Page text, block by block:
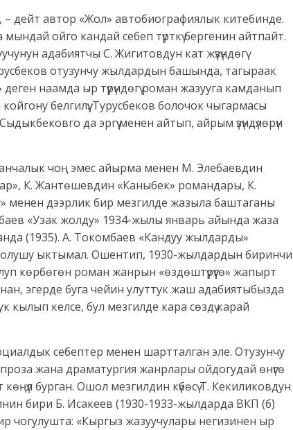
– дейт автор «Жол» автобиографиялык китебинде.
ойго кандай себеп түрткү бергенин айтпайт.
адабиятчы С. Жигитовдун кат жүзүндөгү
отузунчу жылдардын башында, тагыраак
наамда ыр түрүндөгү роман жазууга камданып
белгилүү. Турусбеков болочок чыгармасы
да эргүү менен айтып, айрым үзүндүлөрүн
чоң эмес айырма менен М. Элебаевдин
К. Жантөшевдин «Каныбек» романдары, К.
менен дээрлик бир мезгилде жазыла баштаганы
«Узак жолду» 1934-жылы январь айында жаза
(1935). А. Токомбаев «Кандуу жылдарды»
ыктымал. Ошентип, 1930-жылдардын биринчи
көрбөгөн роман жанрын «өздөштүрүүгө» жапырт
эгерде буга чейин улуттук жаш адабиятыбызда
кылып келсе, бул мезгилде кара сөздү карай
себептер менен шартталган эле. Отузунчу
жана драматургия жанрлары ойдогудай өнүгө
бурган. Ошол мезгилдин күбөсү Т. Кекиликовдун
бири Б. Исакеев (1930-1933-жылдарда ВКП (б)
чогулушта: «Кыргыз жазуучулары негизинен ыр